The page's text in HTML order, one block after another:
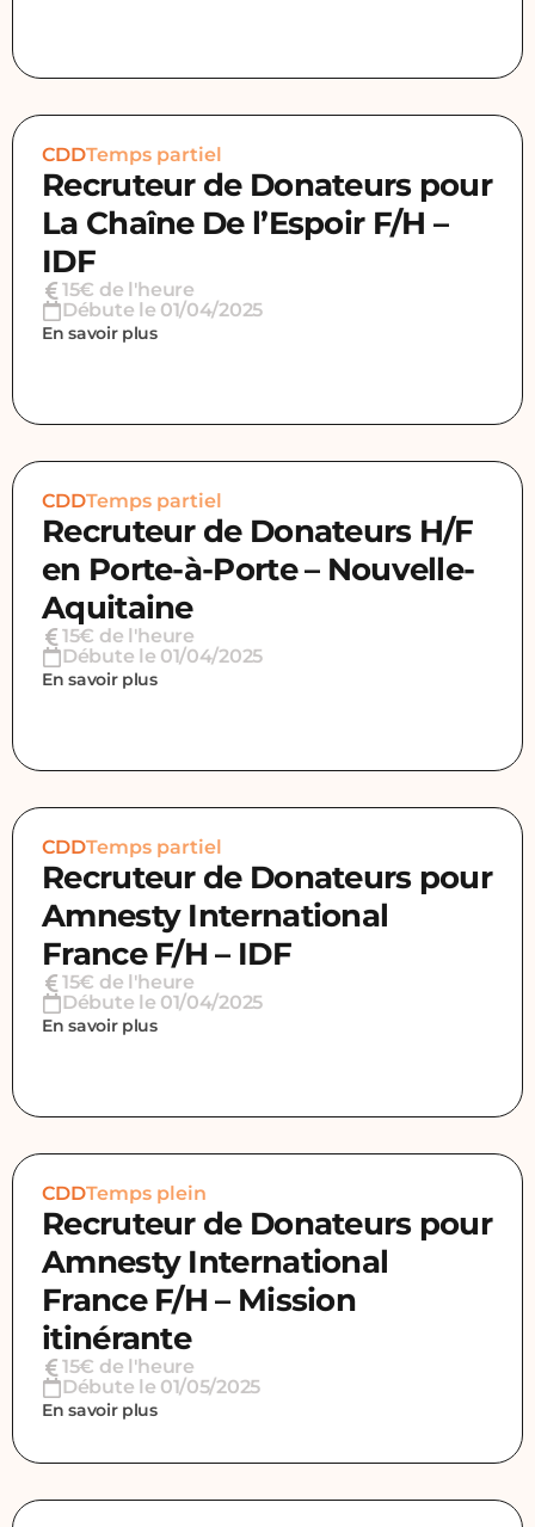
CDDTemps partiel
Recruteur de Donateurs pour
La Chaîne De l’Espoir F/H –
IDF
15€ de l'heure
Débute le 01/04/2025
En savoir plus
CDDTemps partiel
Recruteur de Donateurs H/F
en Porte-à-Porte – Nouvelle-
Aquitaine
15€ de l'heure
Débute le 01/04/2025
En savoir plus
CDDTemps partiel
Recruteur de Donateurs pour
Amnesty International
France F/H – IDF
15€ de l'heure
Débute le 01/04/2025
En savoir plus
CDDTemps plein
Recruteur de Donateurs pour
Amnesty International
France F/H – Mission
itinérante
15€ de l'heure
Débute le 01/05/2025
En savoir plus